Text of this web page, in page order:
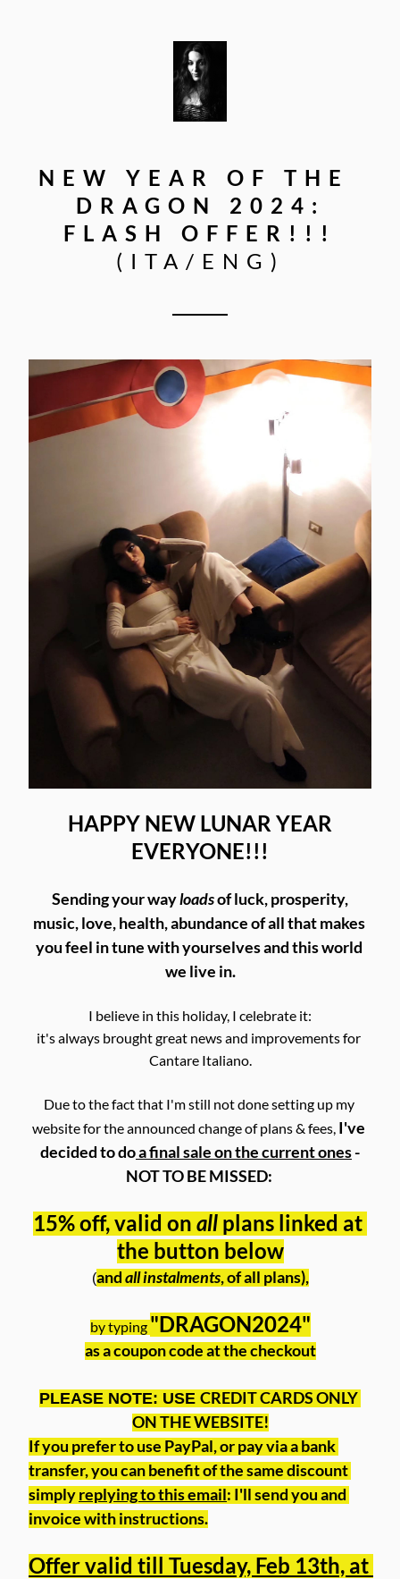
NEW YEAR OF THE
DRAGON 2024:
FLASH OFFER!!!
(ITA/ENG)
EVERYONE!!!
Sending your way loads of luck, prosperity,
music, love, health, abundance of all that makes
you feel in tune with yourselves and this world
we live in.
I believe in this holiday, I celebrate it:
it's always brought great news and improvements for
Cantare Italiano.
Due to the fact that I'm still not done setting up my
website for the announced change of plans & fees, I've
decided to do a final sale on the current ones -
NOT TO BE MISSED:
15% off, valid on all plans linked at
the button below
(and allinstalments, of all plans),
by typing"DRAGON2024"
as a coupon code at the checkout
PLEASE NOTE: USE CREDIT CARDS ONLY
ON THE WEBSITE!
If you prefer to use PayPal, or pay via a bank
transfer, you can benefit of the same discount
simply replying to this email: I'll send you and
invoice with instructions.
Offer valid till Tuesday, Feb 13th, at